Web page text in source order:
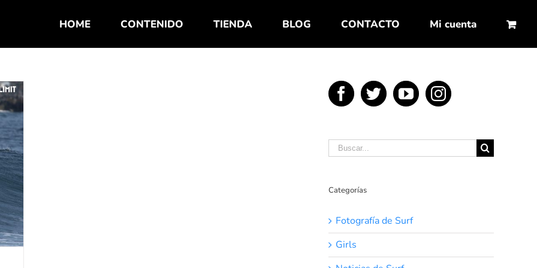
HOME CONTENIDO TIENDA BLOG CONTACTO Mi cuenta
Buscar:
Categorías
Fotografía de Surf
Girls